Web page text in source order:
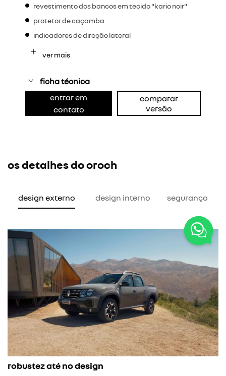
revestimento dos bancos em tecido "kario noir"
protetor de caçamba
indicadores de direção lateral
ver mais
ficha técnica
entrar em
contato
comparar
versão
os detalhes do oroch
design externo design interno segurança
até no design